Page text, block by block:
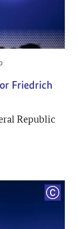
Friedrich
Republic